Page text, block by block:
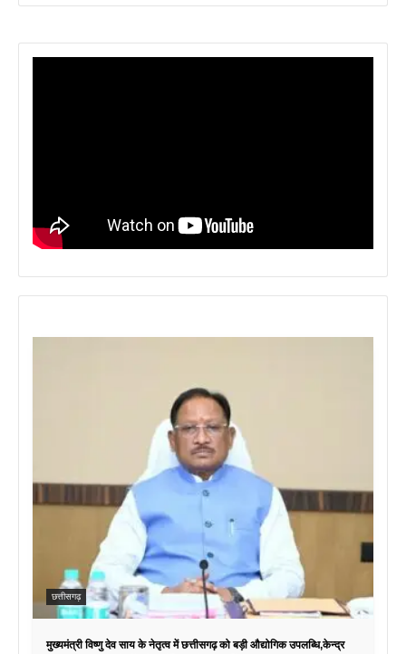
छत्तीसगढ़
मुख्यमंत्री विष्णु देव साय के नेतृत्व में छत्तीसगढ़ को बड़ी औद्योगिक उपलब्धि,केन्द्र